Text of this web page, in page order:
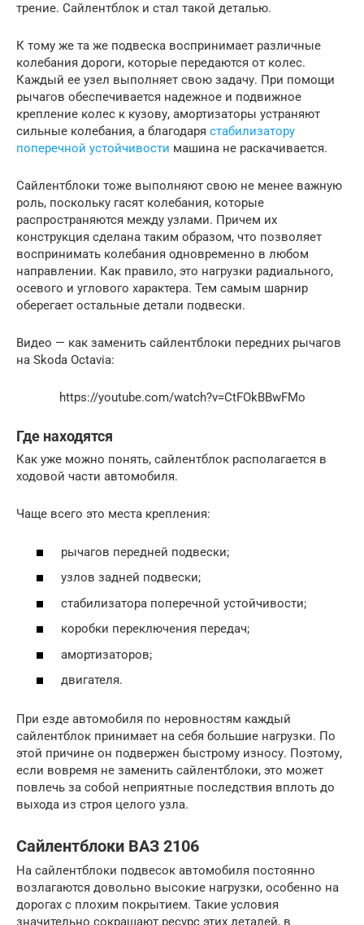
трение. Сайлентблок и стал такой деталью.
К тому же та же подвеска воспринимает различные
колебания дороги, которые передаются от колес.
Каждый ее узел выполняет свою задачу. При помощи
рычагов обеспечивается надежное и подвижное
крепление колес к кузову, амортизаторы устраняют
сильные колебания, а благодаря стабилизатору
поперечной устойчивости машина не раскачивается.
Сайлентблоки тоже выполняют свою не менее важную
роль, поскольку гасят колебания, которые
распространяются между узлами. Причем их
конструкция сделана таким образом, что позволяет
воспринимать колебания одновременно в любом
направлении. Как правило, это нагрузки радиального,
осевого и углового характера. Тем самым шарнир
оберегает остальные детали подвески.
Видео — как заменить сайлентблоки передних рычагов
на Skoda Octavia:
https://youtube.com/watch?v=CtFOkBBwFMo
Где находятся
Как уже можно понять, сайлентблок располагается в
ходовой части автомобиля.
Чаще всего это места крепления:
рычагов передней подвески;
узлов задней подвески;
стабилизатора поперечной устойчивости;
коробки переключения передач;
амортизаторов;
двигателя.
При езде автомобиля по неровностям каждый
сайлентблок принимает на себя большие нагрузки. По
этой причине он подвержен быстрому износу. Поэтому,
если вовремя не заменить сайлентблоки, это может
повлечь за собой неприятные последствия вплоть до
выхода из строя целого узла.
Сайлентблоки ВАЗ 2106
На сайлентблоки подвесок автомобиля постоянно
возлагаются довольно высокие нагрузки, особенно на
дорогах с плохим покрытием. Такие условия
значительно сокращают ресурс этих деталей, в